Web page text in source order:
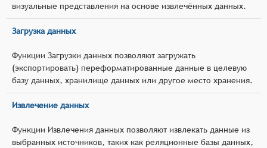
визуальные представления на основе извлечённых данных.
Загрузка данных
Функции Загрузки данных позволяют загружать
(экспортировать) переформатированные данные в целевую
базу данных, хранилище данных или другое место хранения.
Извлечение данных
Функции Извлечения данных позволяют извлекать данные из
выбранных источников, таких как реляционные базы данных,